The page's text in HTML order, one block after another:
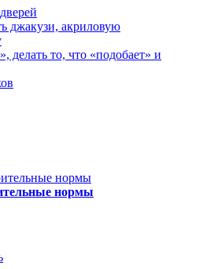
джакузи, акриловую
делать то, что «подобает» и
нормы